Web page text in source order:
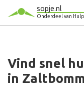
sopje.nl
Onderdeel van
Vind snel
in